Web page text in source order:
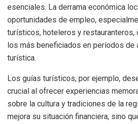
esenciales. La derrama económica
oportunidades de empleo,
turísticos, hoteleros y restauranteros,
los más beneficiados en períodos de
turística.
Los guías turísticos, por ejemplo,
crucial al ofrecer experiencias
sobre la cultura y tradiciones de la
mejora su situación financiera, sino